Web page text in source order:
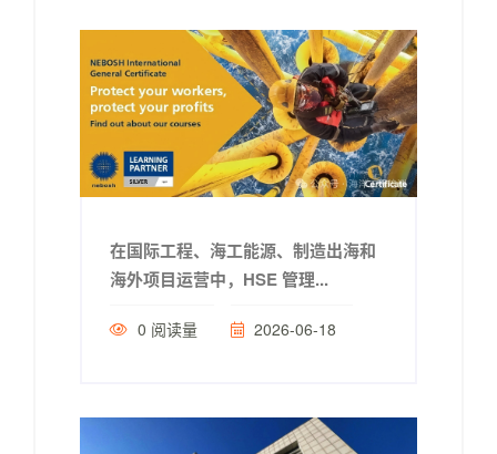
在国际工程、海工能源、制造出海和
海外项目运营中，HSE 管理...
0 阅读量 2026-06-18